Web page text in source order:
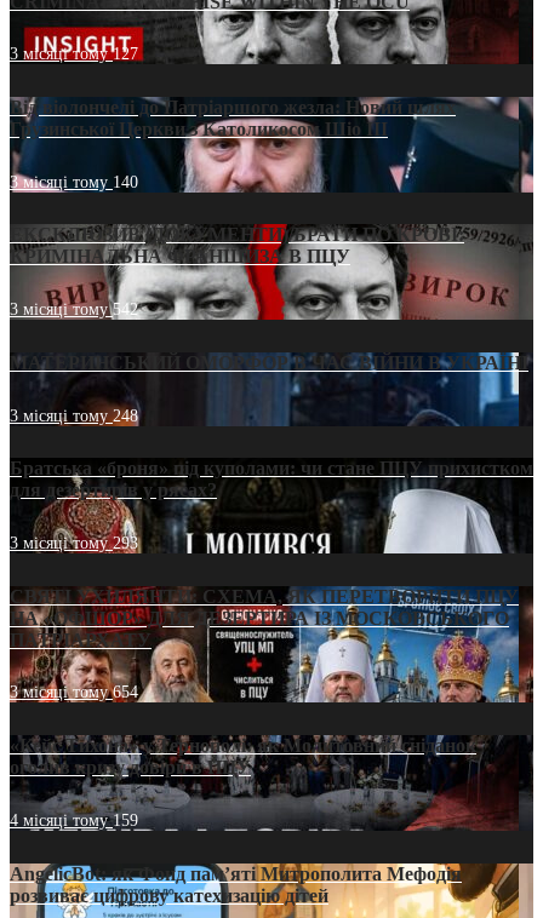
3 місяці тому127
Від віолончелі до Патріаршого жезла: Новий шлях
Грузинської Церкви з Католикосом Шіо III
3 місяці тому 140
ЕКСКЛЮЗИВ (ДОКУМЕНТИ)/БРАТИ ПО КРОВІ:
КРИМІНАЛЬНА ФРАНШИЗА В ПЦУ
3 місяці тому542
МАТЕРИНСЬКИЙ ОМОРФОР В ЧАС ВІЙНИ В УКРАЇНІ
3 місяці тому248
Братська «броня» під куполами: чи стане ПЦУ прихистком
для дезертирів у рясах?
3 місяці тому293
СВЯТІ УХИЛЯНТИ: СХЕМА, ЯК ПЕРЕТВОРИТИ ПЦУ
НА «ОФШОР» ДЛЯ ДЕЗЕРТИРА ІЗ МОСКОВСЬКОГО
ПАТРІАРХАТУ
3 місяці тому654
«Кейс Тихона» у Тернополі: як Молитовний сніданок
оголив кризу довіри в ПЦУ
4 місяці тому159
AngelicBot: як Фонд пам’яті Митрополита Мефодія
розвиває цифрову катехизацію дітей